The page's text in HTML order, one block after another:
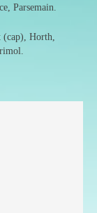
Parsemain.
(cap), Horth,